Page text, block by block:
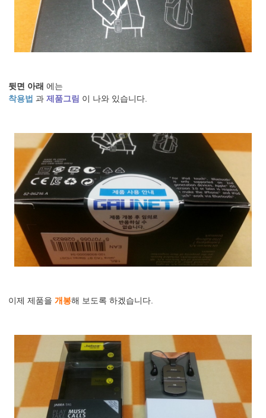
뒷면 아래 에는
착용법 과 제품그림 이 나와 있습니다.
이제 제품을 개봉해 보도록 하겠습니다.